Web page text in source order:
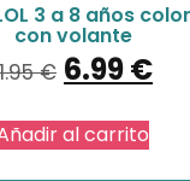
3 a 8 años
con volante
€ 6.99€
al carrito